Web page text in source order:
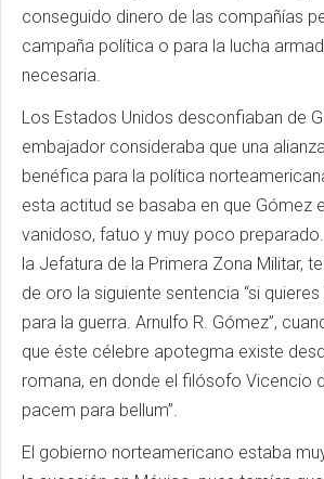
conseguido dinero de las compañías
campaña política o para la lucha
necesaria.
Los Estados Unidos desconfiaban de
embajador consideraba que una
benéfica para la política
esta actitud se basaba en que Gómez
vanidoso, fatuo y muy poco
la Jefatura de la Primera Zona Militar,
de oro la siguiente sentencia “si
para la guerra. Arnulfo R. Gómez”,
que éste célebre apotegma existe
romana, en donde el filósofo Vicencio
pacem para bellum”.
El gobierno norteamericano estaba